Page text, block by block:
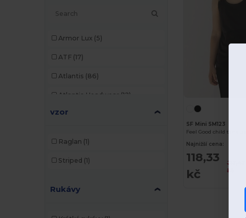
Armor Lux (5)
ATF (17)
Atlantis (86)
Atlantis Headwear (12)
AWDis
B&C Pro
vzor
Raglan (1)
Striped (1)
Rukávy
SF Mini SM123
Feel Good child tank top
Najnižší cena:
118,33
kč
217,47
kč